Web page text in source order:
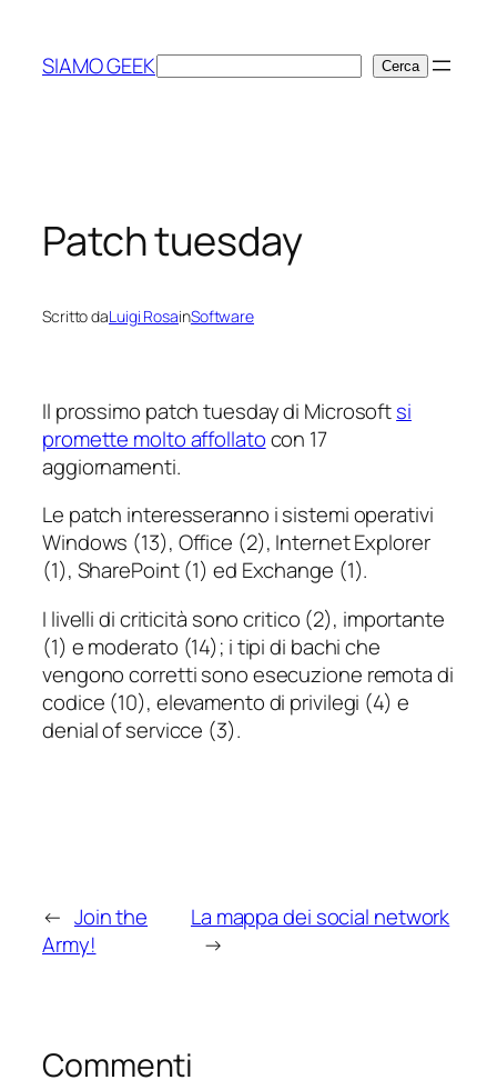
contenuto
SIAMO GEEKCerca Cerca
Patch tuesday
Scritto daLuigi RosainSoftware
Il prossimo patch tuesday di Microsoftsi
promette molto affollatocon 17
aggiornamenti.
Le patch interesseranno i sistemi operativi
Windows (13), Office (2), Internet Explorer
(1), SharePoint (1) ed Exchange (1).
I livelli di criticità sono critico (2), importante
(1) e moderato (14); i tipi di bachi che
vengono corretti sono esecuzione remota di
codice (10), elevamento di privilegi (4) e
denial of servicce (3).
← Join the
Army!
La mappa dei social network
→
Commenti